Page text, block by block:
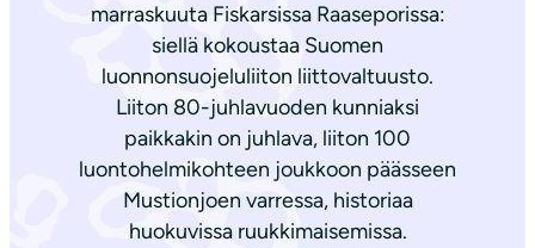
marraskuuta Fiskarsissa Raaseporissa:
siellä kokoustaa Suomen
luonnonsuojeluliiton liittovaltuusto.
Liiton 80-juhlavuoden kunniaksi
paikkakin on juhlava, liiton 100
luontohelmikohteen joukkoon päässeen
Mustionjoen varressa, historiaa
huokuvissa ruukkimaisemissa.